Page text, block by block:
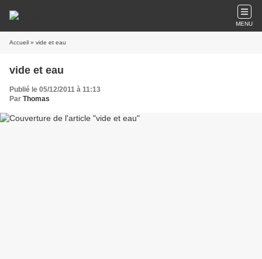
MENU
Accueil » vide et eau
vide et eau
Publié le 05/12/2011 à 11:13
Par Thomas